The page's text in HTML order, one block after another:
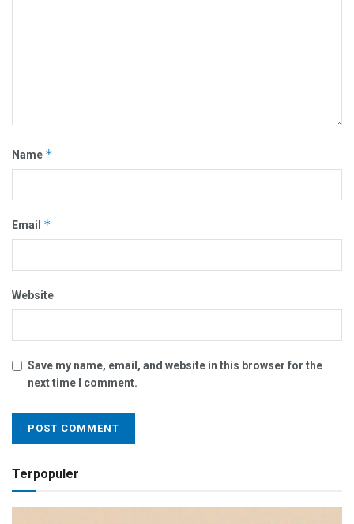
Name *
Email *
Website
Save my name, email, and website in this browser for the
next time I comment.
Terpopuler